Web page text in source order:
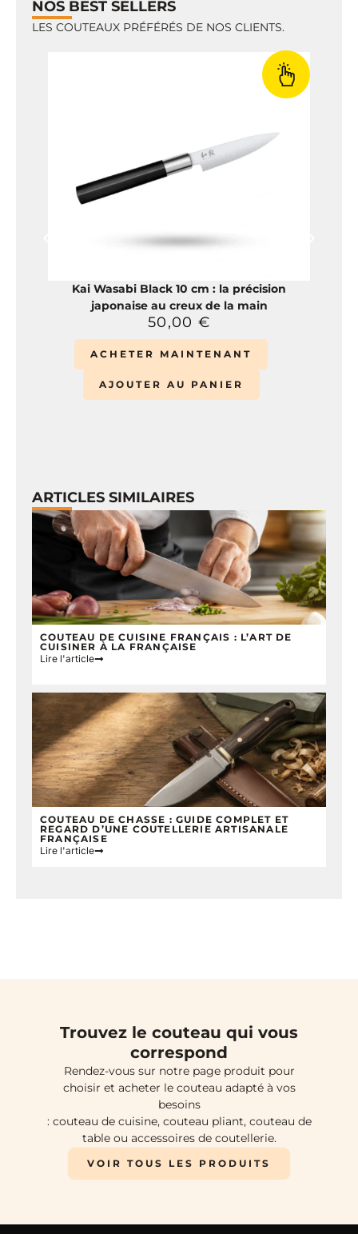
NOS BEST SELLERS
LES COUTEAUX PRÉFÉRÉS DE NOS CLIENTS.
Kai Wasabi Black 10 cm : la précision
japonaise au creux de la main
50,00 €
ACHETER MAINTENANT
AJOUTER AU PANIER
ARTICLES SIMILAIRES
COUTEAU DE CUISINE FRANÇAIS : L’ART DE
CUISINER À LA FRANÇAISE
Lire l'article
COUTEAU DE CHASSE : GUIDE COMPLET ET
REGARD D’UNE COUTELLERIE ARTISANALE
FRANÇAISE
Lire l'article
Trouvez le couteau qui vous
correspond
Rendez-vous sur notre page produit pour
choisir et acheter le couteau adapté à vos
besoins
: couteau de cuisine, couteau pliant, couteau de
table ou accessoires de coutellerie.
VOIR TOUS LES PRODUITS